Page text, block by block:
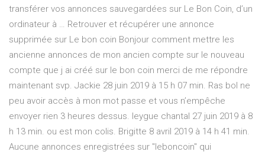
transférer vos annonces sauvegardées sur Le Bon Coin, d’un
ordinateur à … Retrouver et récupérer une annonce
supprimée sur Le bon coin Bonjour comment mettre les
ancienne annonces de mon ancien compte sur le nouveau
compte que j ai créé sur le bon coin merci de me répondre
maintenant svp. Jackie 28 juin 2019 à 15 h 07 min. Ras bol ne
peu avoir accès à mon mot passe et vous n’empêche
envoyer rien 3 heures dessus. leygue chantal 27 juin 2019 à 8
h 13 min. ou est mon colis. Brigitte 8 avril 2019 à 14 h 41 min.
Aucune annonces enregistrées sur "leboncoin" qui